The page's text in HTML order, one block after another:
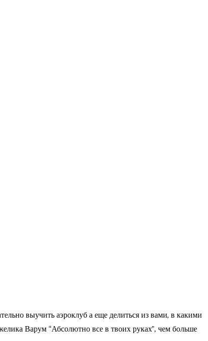
выучить аэроклуб а еще делиться из вами, в какими
Варум “Абсолютно все в твоих руках”, чем больше